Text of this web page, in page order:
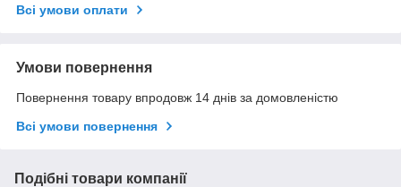
Всі умови оплати
Умови повернення
Повернення товару впродовж 14 днів за домовленістю
Всі умови повернення
Подібні товари компанії